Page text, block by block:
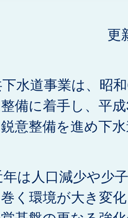
更
水道事業は、昭
備に着手し、平
意整備を進め下
は人口減少や少
く環境が大き変